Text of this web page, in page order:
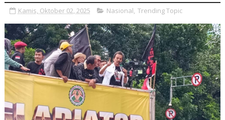
Kamis, Oktober 02, 2025 Nasional, Trending Topic